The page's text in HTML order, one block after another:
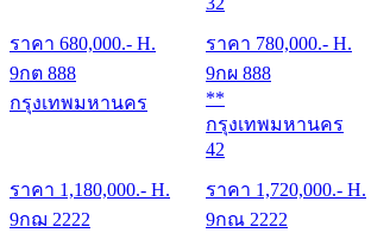
ราคา 680,000.- H.
ราคา 780,000.- H.
9กต 888
กรุงเทพมหานคร
ราคา 1,180,000.- H.
9กผ 888
**
กรุงเทพมหานคร
42
ราคา 1,720,000.- H.
9กฌ 2222
9กณ 2222